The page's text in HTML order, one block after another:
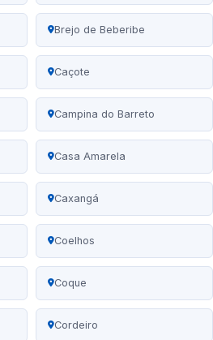
Brejo de Beberibe
Caçote
Campina do Barreto
Casa Amarela
Caxangá
Coelhos
Coque
Cordeiro